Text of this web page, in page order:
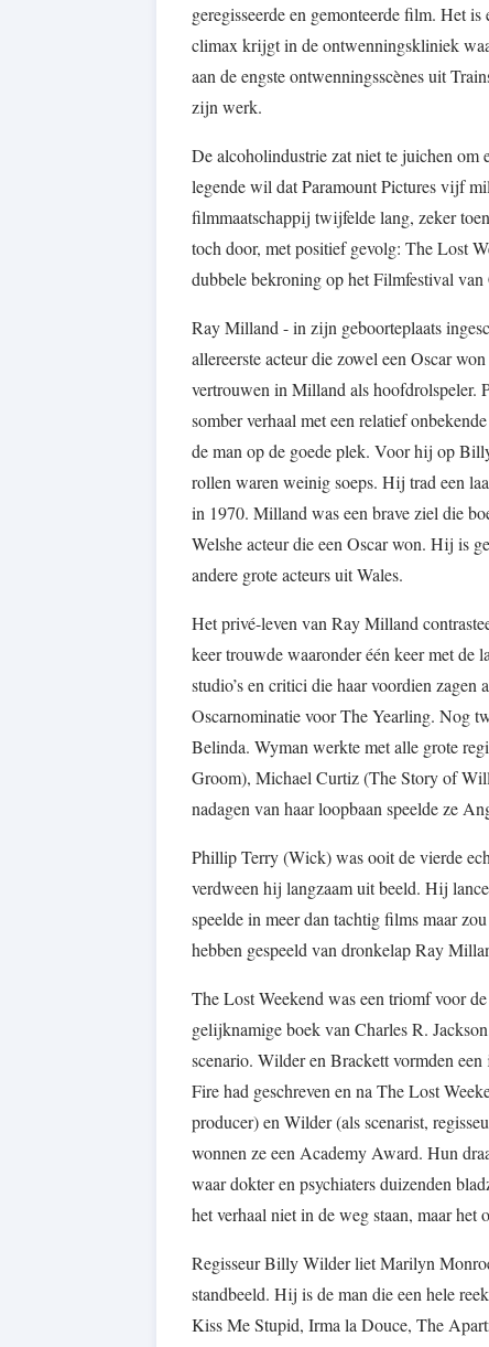
geregisseerde en gemonteerde film. Het
climax krijgt in de ontwenningskliniek
aan de engste ontwenningsscènes uit
zijn werk.
De alcoholindustrie zat niet te juichen om
legende wil dat Paramount Pictures vijf
filmmaatschappij twijfelde lang, zeker
toch door, met positief gevolg: The Lost
dubbele bekroning op het Filmfestival van
Ray Milland - in zijn geboorteplaats
allereerste acteur die zowel een Oscar
vertrouwen in Milland als hoofdrolspeler.
somber verhaal met een relatief
de man op de goede plek. Voor hij op
rollen waren weinig soeps. Hij trad een
in 1970. Milland was een brave ziel die
Welshe acteur die een Oscar won. Hij is
andere grote acteurs uit Wales.
Het privé-leven van Ray Milland
keer trouwde waaronder één keer met de
studio’s en critici die haar voordien
Oscarnominatie voor The Yearling. Nog
Belinda. Wyman werkte met alle grote
Groom), Michael Curtiz (The Story of
nadagen van haar loopbaan speelde ze
Phillip Terry (Wick) was ooit de vierde
verdween hij langzaam uit beeld. Hij
speelde in meer dan tachtig films maar
hebben gespeeld van dronkelap Ray
The Lost Weekend was een triomf voor
gelijknamige boek van Charles R.
scenario. Wilder en Brackett vormden
Fire had geschreven en na The Lost
producer) en Wilder (als scenarist,
wonnen ze een Academy Award. Hun
waar dokter en psychiaters duizenden
het verhaal niet in de weg staan, maar het
Regisseur Billy Wilder liet Marilyn
standbeeld. Hij is de man die een hele
Kiss Me Stupid, Irma la Douce, The